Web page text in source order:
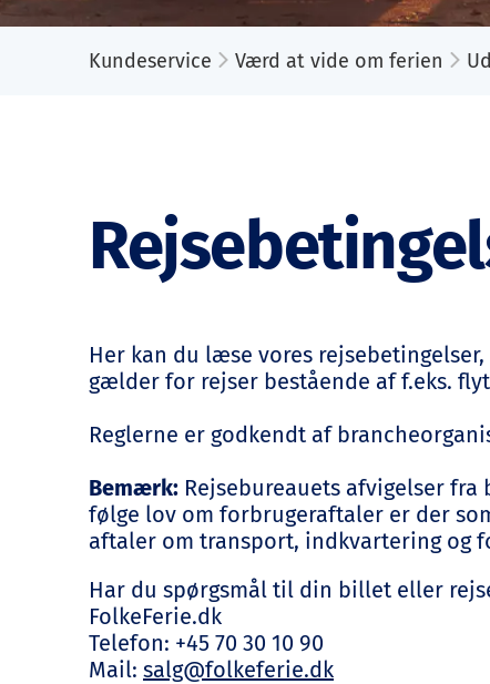
Kundeservice Værd at vide om ferien
Her kan du læse vores
gælder for rejser bestående af f.eks.
Reglerne er godkendt af
Bemærk: Rejsebureauets afvigelser fra
følge lov om forbrugeraftaler er der
aftaler om transport, indkvartering og
Har du spørgsmål til din billet eller
FolkeFerie.dk
Telefon: +45 70 30 10 90
Mail: salg@folkeferie.dk